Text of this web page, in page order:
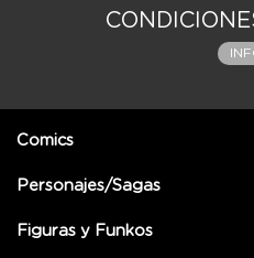
Comics
Personajes/Sagas
Figuras y Funkos